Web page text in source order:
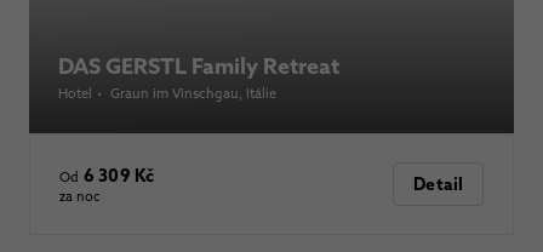
DAS GERSTL Family Retreat
Hotel • Graun im Vinschgau, Itálie
Od 6 309 Kč
za noc
Detail